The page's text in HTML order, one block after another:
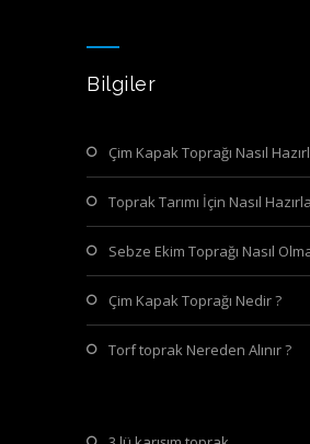
Bilgiler
Çim Kapak Toprağı Nasıl
Toprak Tarımı İçin Nasıl
Sebze Ekim Toprağı Nasıl
Çim Kapak Toprağı Nedir ?
Torf toprak Nereden Alınır ?